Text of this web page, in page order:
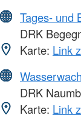
Tages- und
DRK
Karte: Link
DRK
Karte: Link